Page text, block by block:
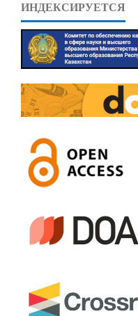
ИНДЕКСИРУЕТСЯ